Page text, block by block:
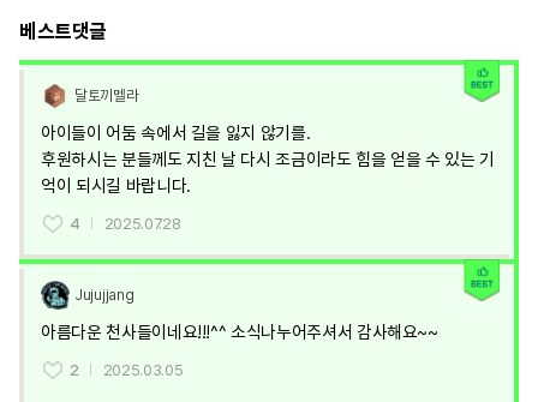
베스트댓글
달토끼멜라
아이들이 어둠 속에서 길을 잃지 않기를.
후원하시는 분들께도 지친 날 다시 조금이라도 힘을 얻을 수 있는 기
억이 되시길 바랍니다.
4 2025.07.28
Jujujjang
아름다운 천사들이네요!!!^^ 소식나누어주셔서 감사해요~~
2 2025.03.05